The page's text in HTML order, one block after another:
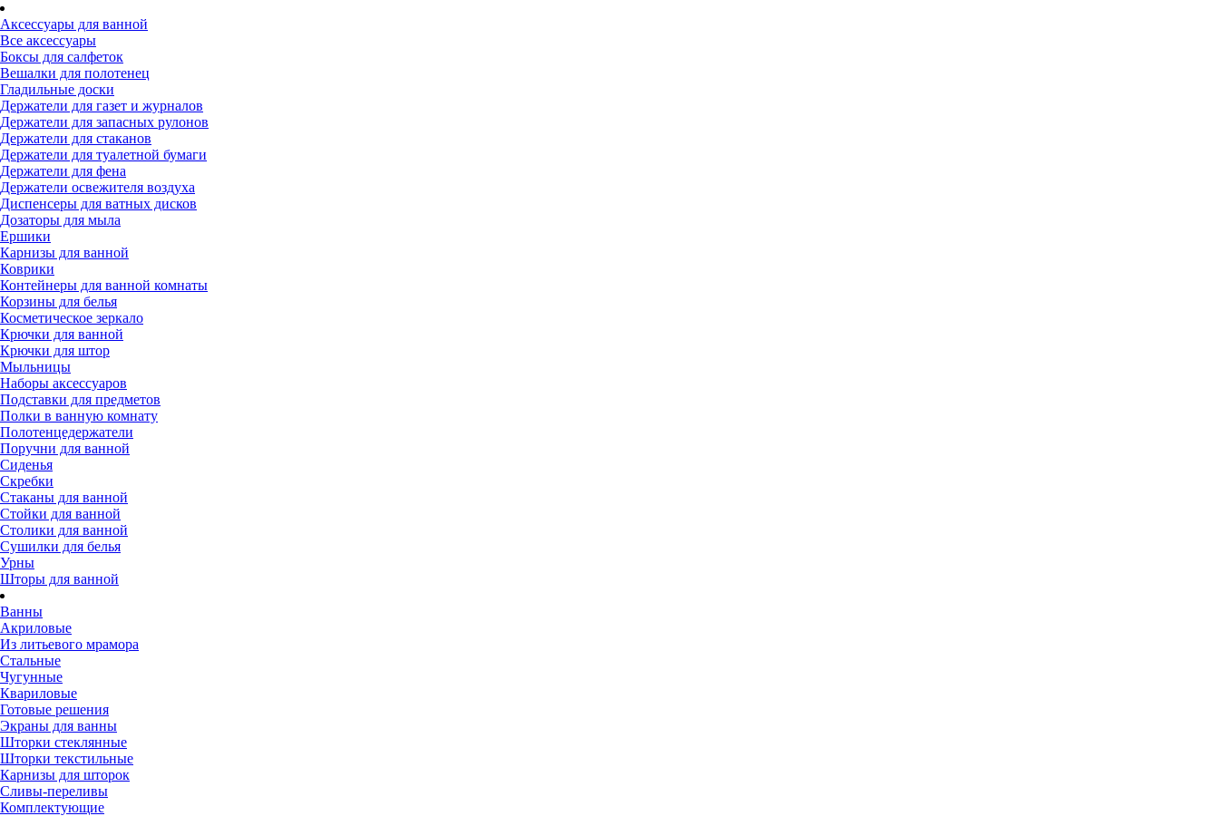
Аксессуары для ванной
Все аксессуары
Боксы для салфеток
Вешалки для полотенец
Гладильные доски
Держатели для газет и журналов
Держатели для запасных рулонов
Держатели для стаканов
Держатели для туалетной бумаги
Держатели для фена
Держатели освежителя воздуха
Диспенсеры для ватных дисков
Дозаторы для мыла
Ершики
Карнизы для ванной
Коврики
Контейнеры для ванной комнаты
Корзины для белья
Косметическое зеркало
Крючки для ванной
Крючки для штор
Мыльницы
Наборы аксессуаров
Подставки для предметов
Полки в ванную комнату
Полотенцедержатели
Поручни для ванной
Сиденья
Скребки
Стаканы для ванной
Стойки для ванной
Столики для ванной
Сушилки для белья
Урны
Шторы для ванной
Ванны
Акриловые
Из литьевого мрамора
Стальные
Чугунные
Квариловые
Готовые решения
Экраны для ванны
Шторки стеклянные
Шторки текстильные
Карнизы для шторок
Сливы-переливы
Комплектующие